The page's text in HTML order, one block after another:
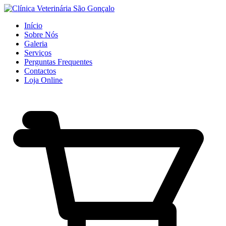
Início
Sobre Nós
Galeria
Serviços
Perguntas Frequentes
Contactos
Loja Online